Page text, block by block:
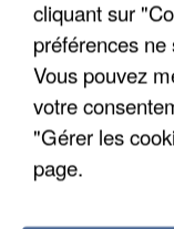
cliquant sur
préférences
Vous pouvez
votre
"Gérer les
page.